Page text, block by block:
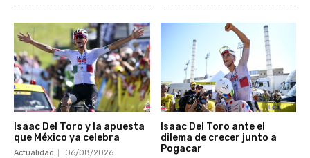
Isaac Del Toro y la apuesta
que México ya celebra
Actualidad 06/08/2026
Isaac Del Toro ante el
dilema de crecer junto a
Pogacar